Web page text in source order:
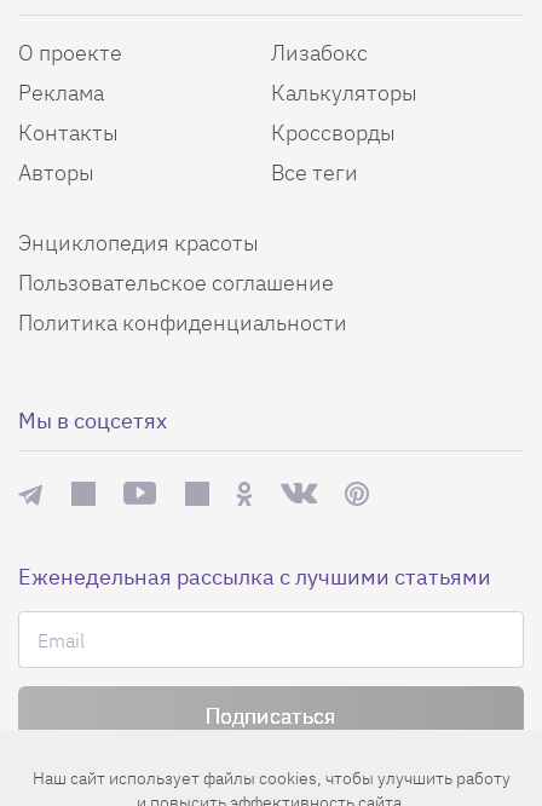
О проекте
Реклама
Контакты
Авторы
Лизабокс
Калькуляторы
Кроссворды
Все теги
Энциклопедия красоты
Пользовательское соглашение
Политика конфиденциальности
Мы в соцсетях
Еженедельная рассылка с лучшими статьями
Нажимая на кнопку «Подписаться», вы принимаете условия
пользовательского соглашения
политики конфиденциальности и
Наш сайт использует файлы cookies, чтобы улучшить работу